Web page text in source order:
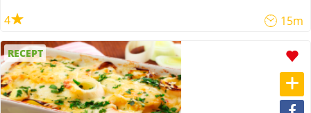
4 15m
RECEPT